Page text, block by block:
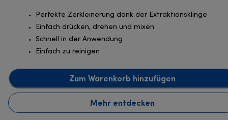
Perfekte Zerkleinerung dank der Extraktionsklinge
Einfach drücken, drehen und mixen
Schnell in der Anwendung
Einfach zu reinigen
Zum Warenkorb hinzufügen
Mehr entdecken